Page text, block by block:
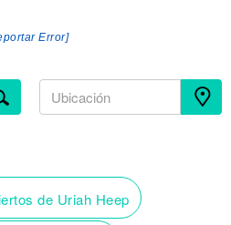
Error]
de Uriah Heep